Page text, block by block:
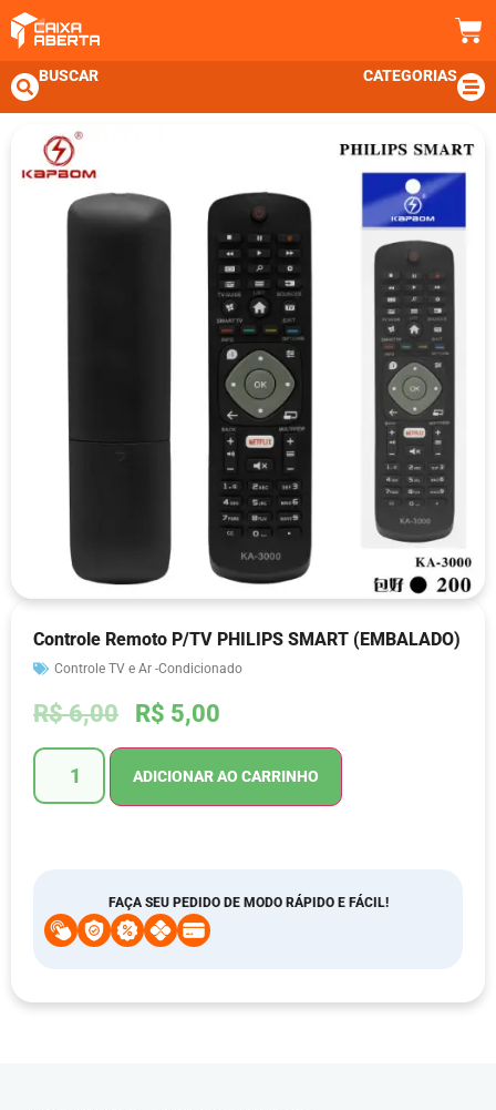
BUSCAR CATEGORIAS
Controle Remoto P/TV PHILIPS SMART (EMBALADO)
Controle TV e Ar -Condicionado
R$6,00 R$ 5,00
ADICIONAR AO CARRINHO
FAÇA SEU PEDIDO DE MODO RÁPIDO E FÁCIL!